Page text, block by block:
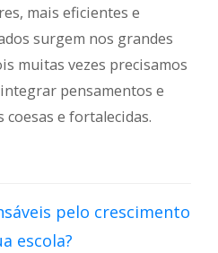
mais eficientes e
surgem nos grandes
muitas vezes precisamos
pensamentos e
e fortalecidas.
pelo crescimento
escola?